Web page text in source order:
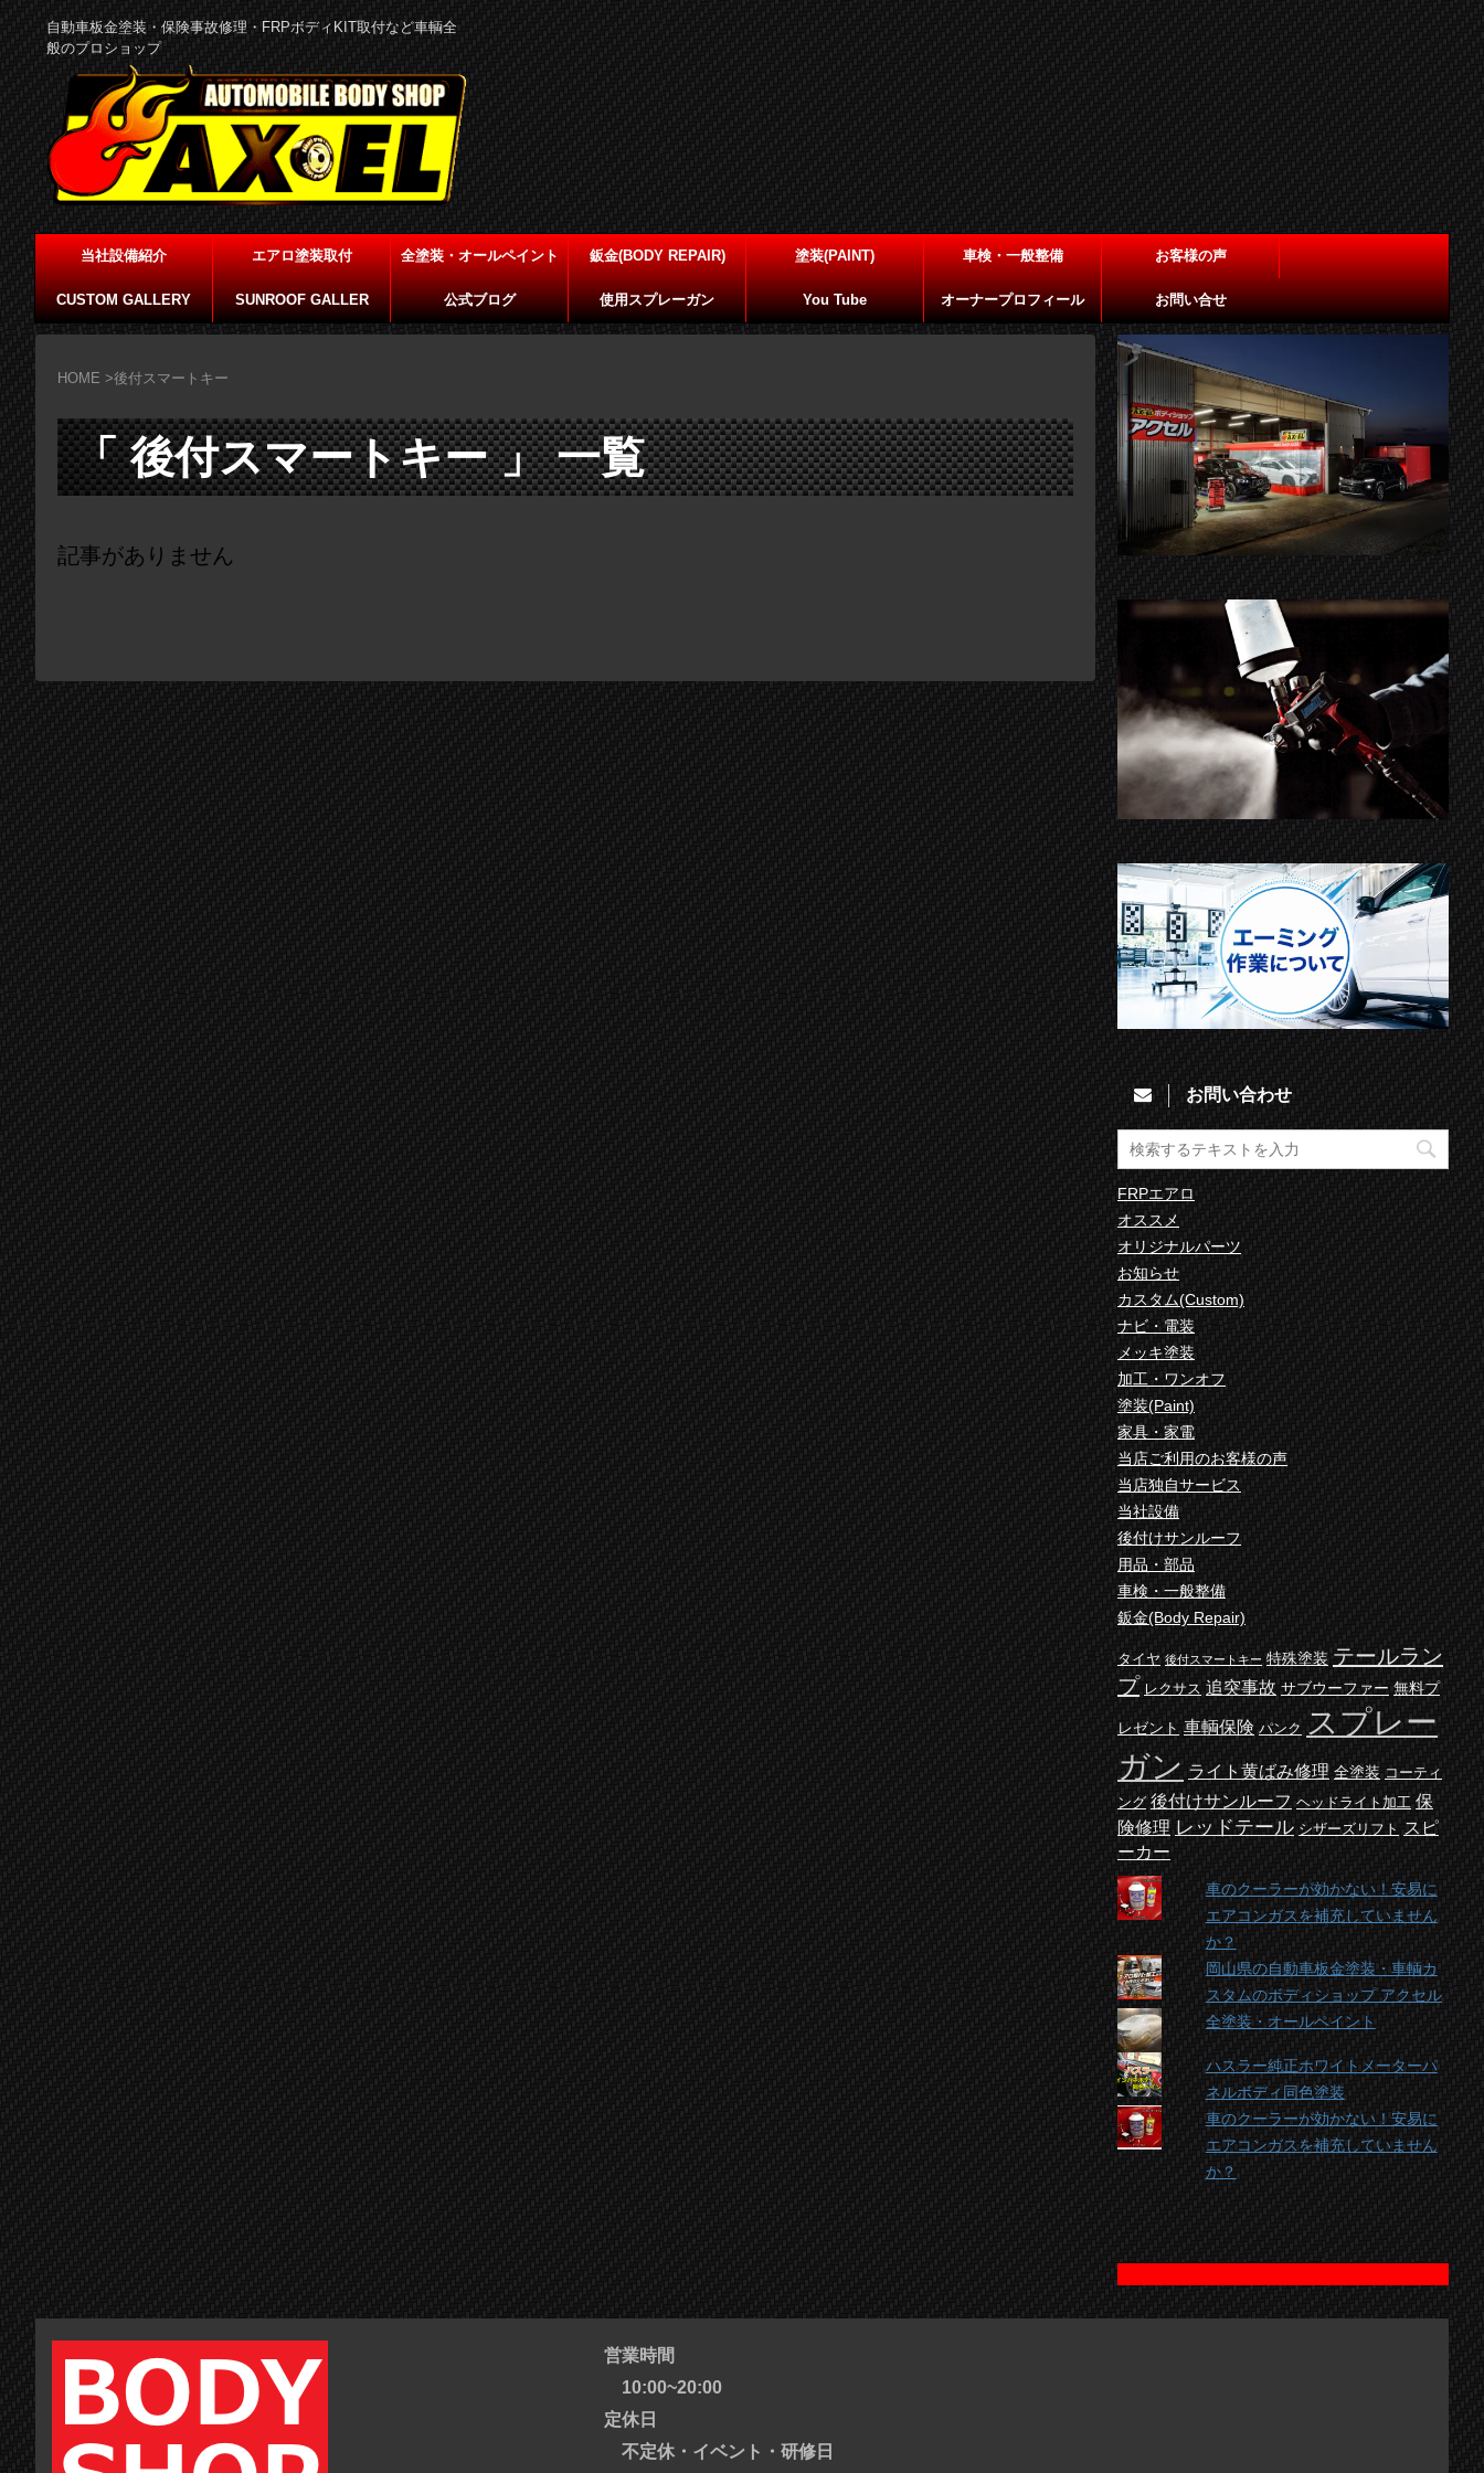
自動車板金塗装・保険事故修理・FRPボディKIT取付など車輌全
般のプロショップ
当社設備紹介 エアロ塗装取付 全塗装・オールペイント 鈑金(BODY REPAIR) 塗装(PAINT) 車検・一般整備 お客様の声
CUSTOM GALLERY SUNROOF GALLER 公式ブログ 使用スプレーガン You Tube オーナープロフィール お問い合せ
HOME >後付スマートキー
「 後付スマートキー 」 一覧
記事がありません
お問い合わせ
FRPエアロ
オススメ
オリジナルパーツ
お知らせ
カスタム(Custom)
ナビ・電装
メッキ塗装
加工・ワンオフ
塗装(Paint)
家具・家電
当店ご利用のお客様の声
当店独自サービス
当社設備
後付けサンルーフ
用品・部品
車検・一般整備
鈑金(Body Repair)
タイヤ 後付スマートキー 特殊塗装 テールラン
プ レクサス 追突事故 サブウーファー 無料プ
レゼント 車輌保険 パンク
スプレー
ガン ライト黄ばみ修理 全塗装 コーティ
ング 後付けサンルーフ ヘッドライト加工 保
険修理 レッドテール シザーズリフト
スピ
ーカー
車のクーラーが効かない！安易に
エアコンガスを補充していません
か？
岡山県の自動車板金塗装・車輌カ
スタムのボディショップ アクセル
全塗装・オールペイント
ハスラー純正ホワイトメーターパ
ネルボディ同色塗装
車のクーラーが効かない！安易に
エアコンガスを補充していません
か？
営業時間
10:00~20:00
定休日
不定休・イベント・研修日